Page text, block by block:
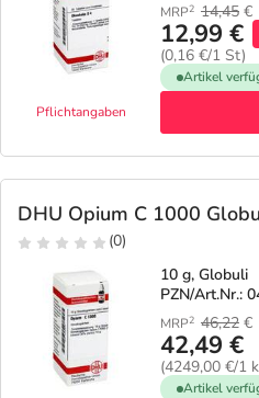
Pflichtangaben
MRP2 14,45 €
12,99 €
(0,16 €/1 St)
Artikel
DHU Opium C 1000
(0)
10 g, Globuli
PZN/Art.Nr.:
MRP2 46,22 €
42,49 €
(4249,00 €/1
Artikel